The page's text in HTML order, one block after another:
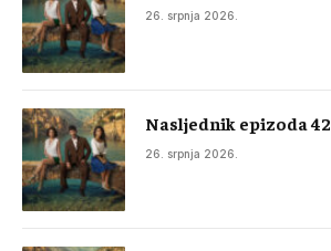
26. srpnja 2026.
Nasljednik epizoda 42
26. srpnja 2026.